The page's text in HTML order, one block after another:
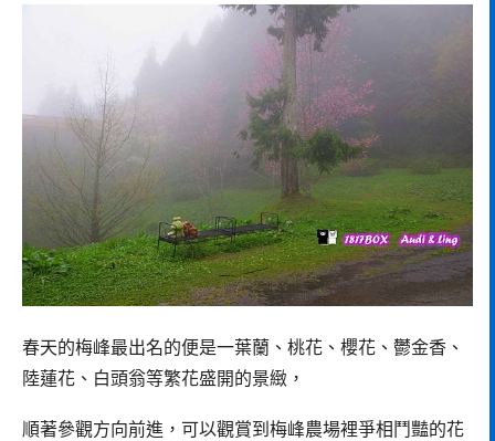
春天的梅峰最出名的便是一葉蘭、桃花、櫻花、鬱金香、
陸蓮花、白頭翁等繁花盛開的景緻，
順著參觀方向前進，可以觀賞到梅峰農場裡爭相鬥豔的花